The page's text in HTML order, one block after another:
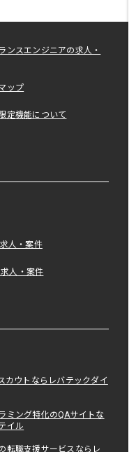
ンスエンジニアの求人・
ップ
定機能について
人・案件
人・案件
カウトならレバテックダイ
ミング特化のQAサイトな
イル
転職支援サービスならレ